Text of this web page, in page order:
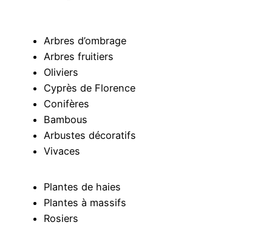
Arbres d’ombrage
Arbres fruitiers
Oliviers
Cyprès de Florence
Conifères
Bambous
Arbustes décoratifs
Vivaces
Plantes de haies
Plantes à massifs
Rosiers